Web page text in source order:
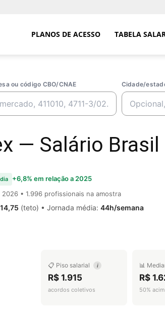
PLANOS DE ACESSO TABELA
ou código CBO/CNAE Cidade/
— Salário Brasil
+6,8% em relação a 2025
2026 • 1.996 profissionais na amostra
(teto) • Jornada média: 44h/semana
📋 Piso salarial i
R$ 1.915
acordos coletivos
📊
R$
50%